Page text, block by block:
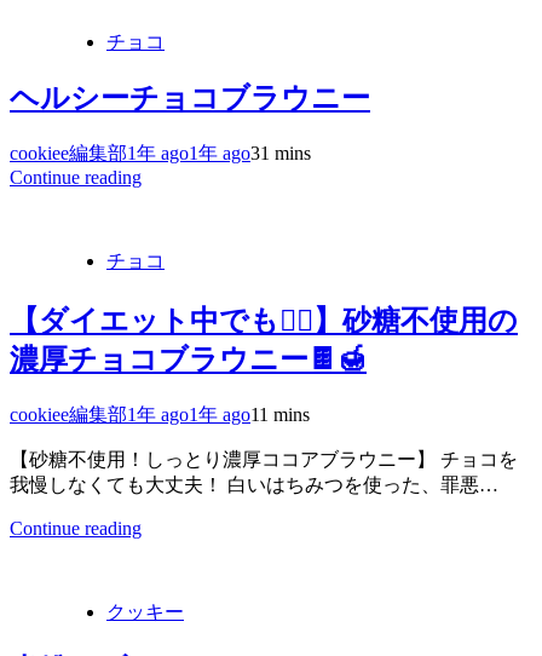
チョコ
ヘルシーチョコブラウニー
cookiee編集部1年 ago1年 ago31 mins
Continue reading
チョコ
【ダイエット中でも🙆‍♂️】砂糖不使用の
濃厚チョコブラウニー🍫🍯
cookiee編集部1年 ago1年 ago11 mins
【砂糖不使用！しっとり濃厚ココアブラウニー】 チョコを
我慢しなくても大丈夫！ 白いはちみつを使った、罪悪…
Continue reading
クッキー